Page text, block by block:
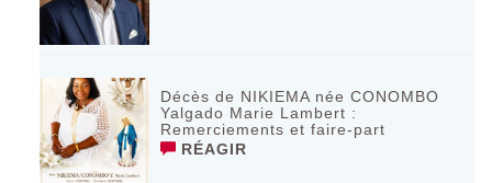
Décès de NIKIEMA née CONOMBO
Yalgado Marie Lambert :
Remerciements et faire-part
RÉAGIR